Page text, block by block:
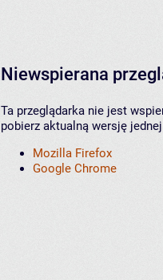
Niewspierana
Ta przeglądarka nie jest
pobierz aktualną wersję
Mozilla Firefox
Google Chrome